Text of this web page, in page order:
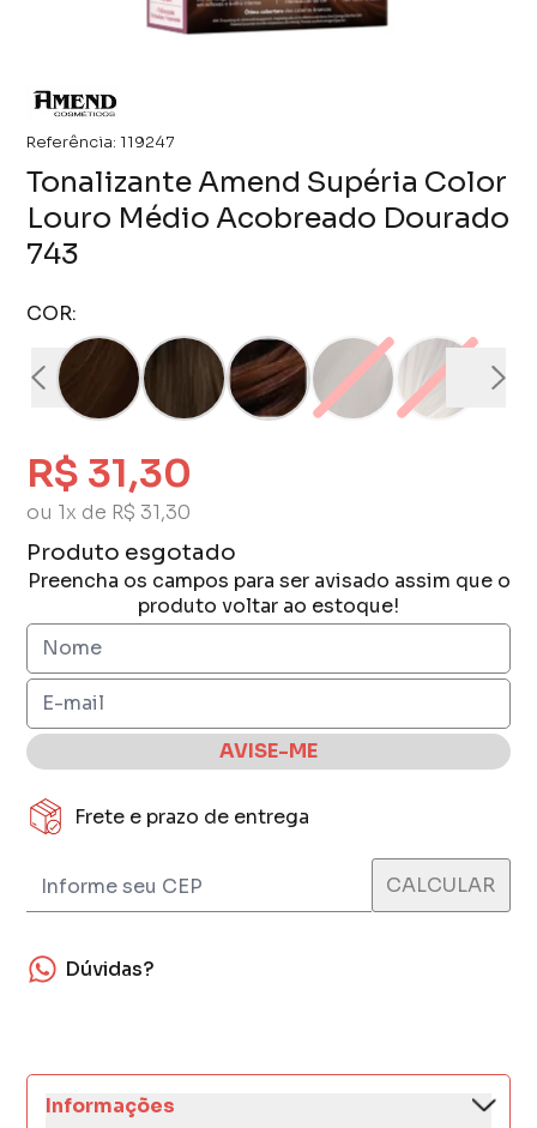
Referência: 119247
Tonalizante Amend Supéria Color
Louro Médio Acobreado Dourado
743
COR:
R$ 31,30
ou 1x de R$ 31,30
Produto esgotado
Preencha os campos para ser avisado assim que o
produto voltar ao estoque!
AVISE-ME
Frete e prazo de entrega
Dúvidas?
Informações